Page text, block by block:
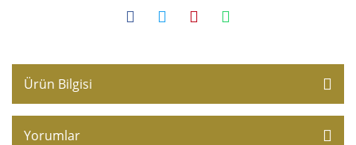
Ürün Bilgisi
Yorumlar